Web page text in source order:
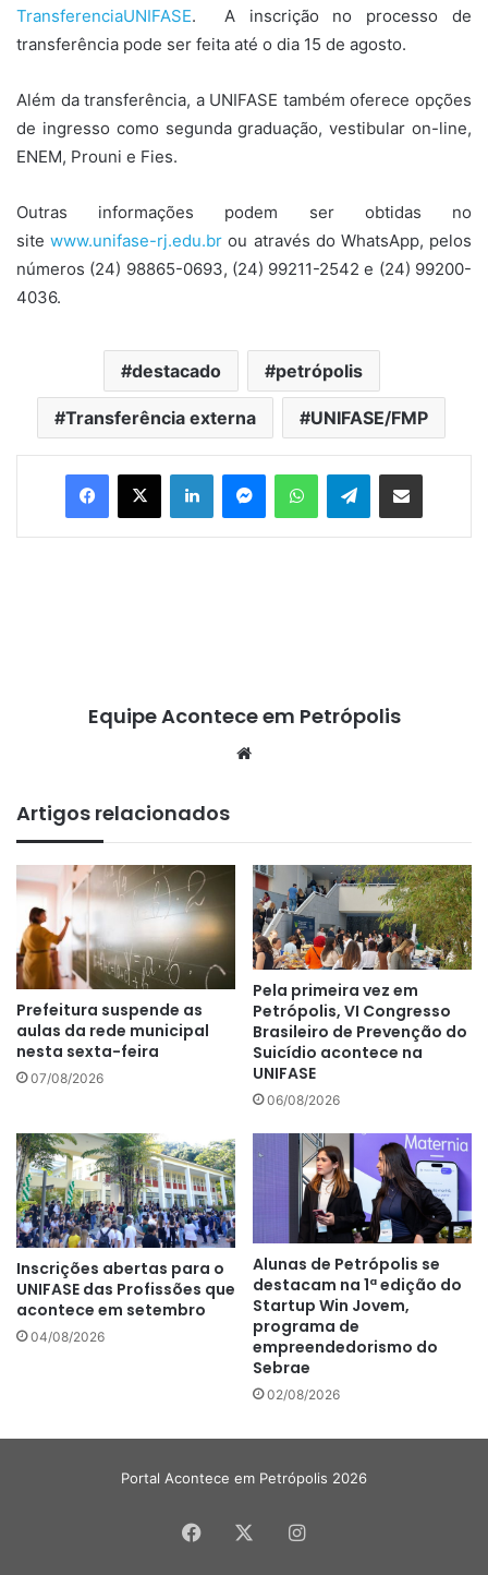
TransferenciaUNIFASE. A inscrição no processo de
transferência pode ser feita até o dia 15 de agosto.
Além da transferência, a UNIFASE também oferece opções
de ingresso como segunda graduação, vestibular on-line,
ENEM, Prouni e Fies.
Outras informações podem ser obtidas no
site www.unifase-rj.edu.br ou através do WhatsApp, pelos
números (24) 98865-0693, (24) 99211-2542 e (24) 99200-
4036.
destacado petrópolis
Transferência externa UNIFASE/FMP
Telegram
Equipe Acontece em Petrópolis
Artigos relacionados
Prefeitura suspende as
aulas da rede municipal
nesta sexta-feira
07/08/2026
Pela primeira vez em
Petrópolis, VI Congresso
Brasileiro de Prevenção do
Suicídio acontece na
UNIFASE
06/08/2026
Inscrições abertas para o
UNIFASE das Profissões que
acontece em setembro
04/08/2026
Alunas de Petrópolis se
destacam na 1ª edição do
Startup Win Jovem,
programa de
empreendedorismo do
Sebrae
02/08/2026
Portal Acontece em Petrópolis 2026
Facebook Instagram